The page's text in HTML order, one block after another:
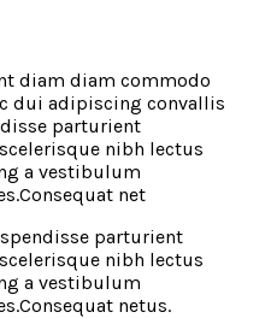
diam diam commodo
dui adipiscing convallis
parturient
nibh lectus
a vestibulum
net
parturient
nibh lectus
a vestibulum
netus.